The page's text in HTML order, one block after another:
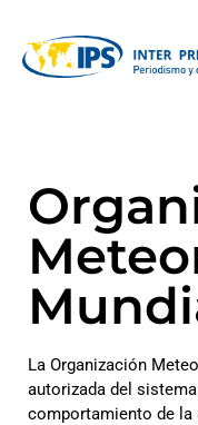
La Organización
autorizada del
comportamiento de